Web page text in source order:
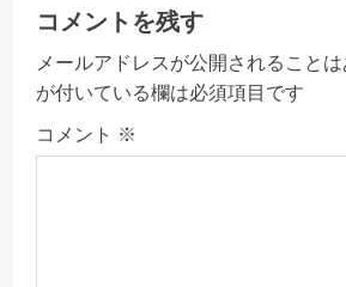
n
u
e
コメントを残す
メールアドレスが公開されることは
が付いている欄は必須項目です
コメント ※